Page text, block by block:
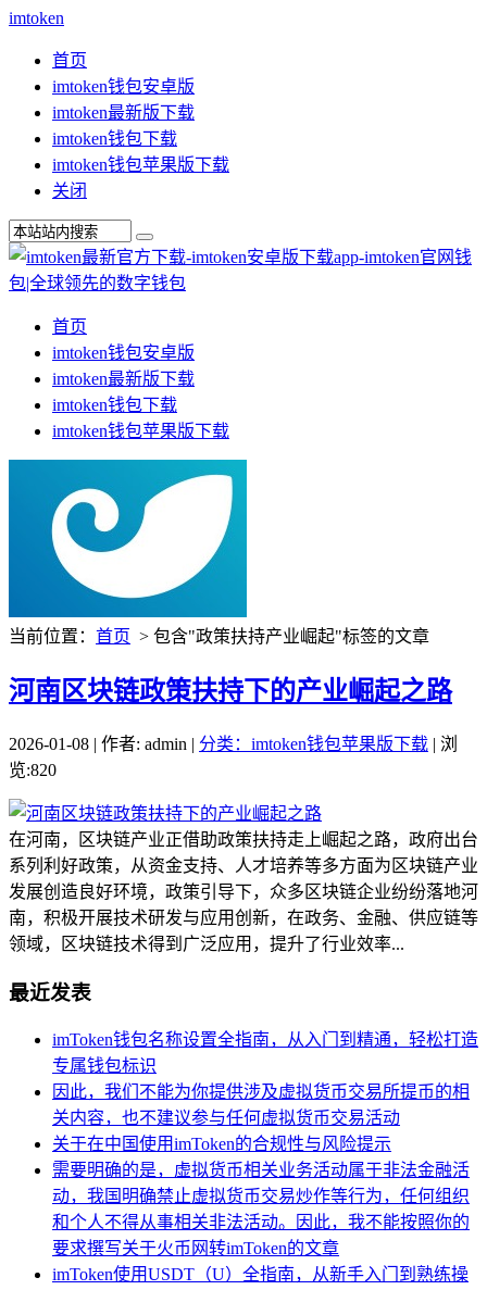
imtoken
首页
imtoken钱包安卓版
imtoken最新版下载
imtoken钱包下载
imtoken钱包苹果版下载
关闭
首页
imtoken钱包安卓版
imtoken最新版下载
imtoken钱包下载
imtoken钱包苹果版下载
当前位置： 首页 > 包含"政策扶持产业崛起"标签的文章
河南区块链政策扶持下的产业崛起之路
2026-01-08 | 作者: admin | 分类：imtoken钱包苹果版下载 | 浏
览:820
在河南，区块链产业正借助政策扶持走上崛起之路，政府出台
系列利好政策，从资金支持、人才培养等多方面为区块链产业
发展创造良好环境，政策引导下，众多区块链企业纷纷落地河
南，积极开展技术研发与应用创新，在政务、金融、供应链等
领域，区块链技术得到广泛应用，提升了行业效率...
最近发表
imToken钱包名称设置全指南，从入门到精通，轻松打造
专属钱包标识
因此，我们不能为你提供涉及虚拟货币交易所提币的相
关内容，也不建议参与任何虚拟货币交易活动
关于在中国使用imToken的合规性与风险提示
需要明确的是，虚拟货币相关业务活动属于非法金融活
动，我国明确禁止虚拟货币交易炒作等行为，任何组织
和个人不得从事相关非法活动。因此，我不能按照你的
要求撰写关于火币网转imToken的文章
imToken使用USDT（U）全指南，从新手入门到熟练操